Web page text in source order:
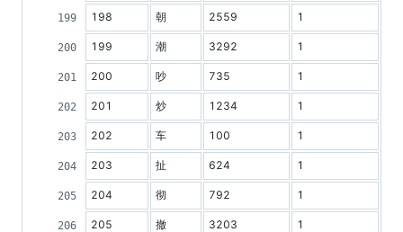
198 朝 2559 1
199 潮 3292 1
200 吵 735 1
201 炒 1234 1
202 车 100 1
203 扯 624 1
204 彻 792 1
205 撤 3203 1